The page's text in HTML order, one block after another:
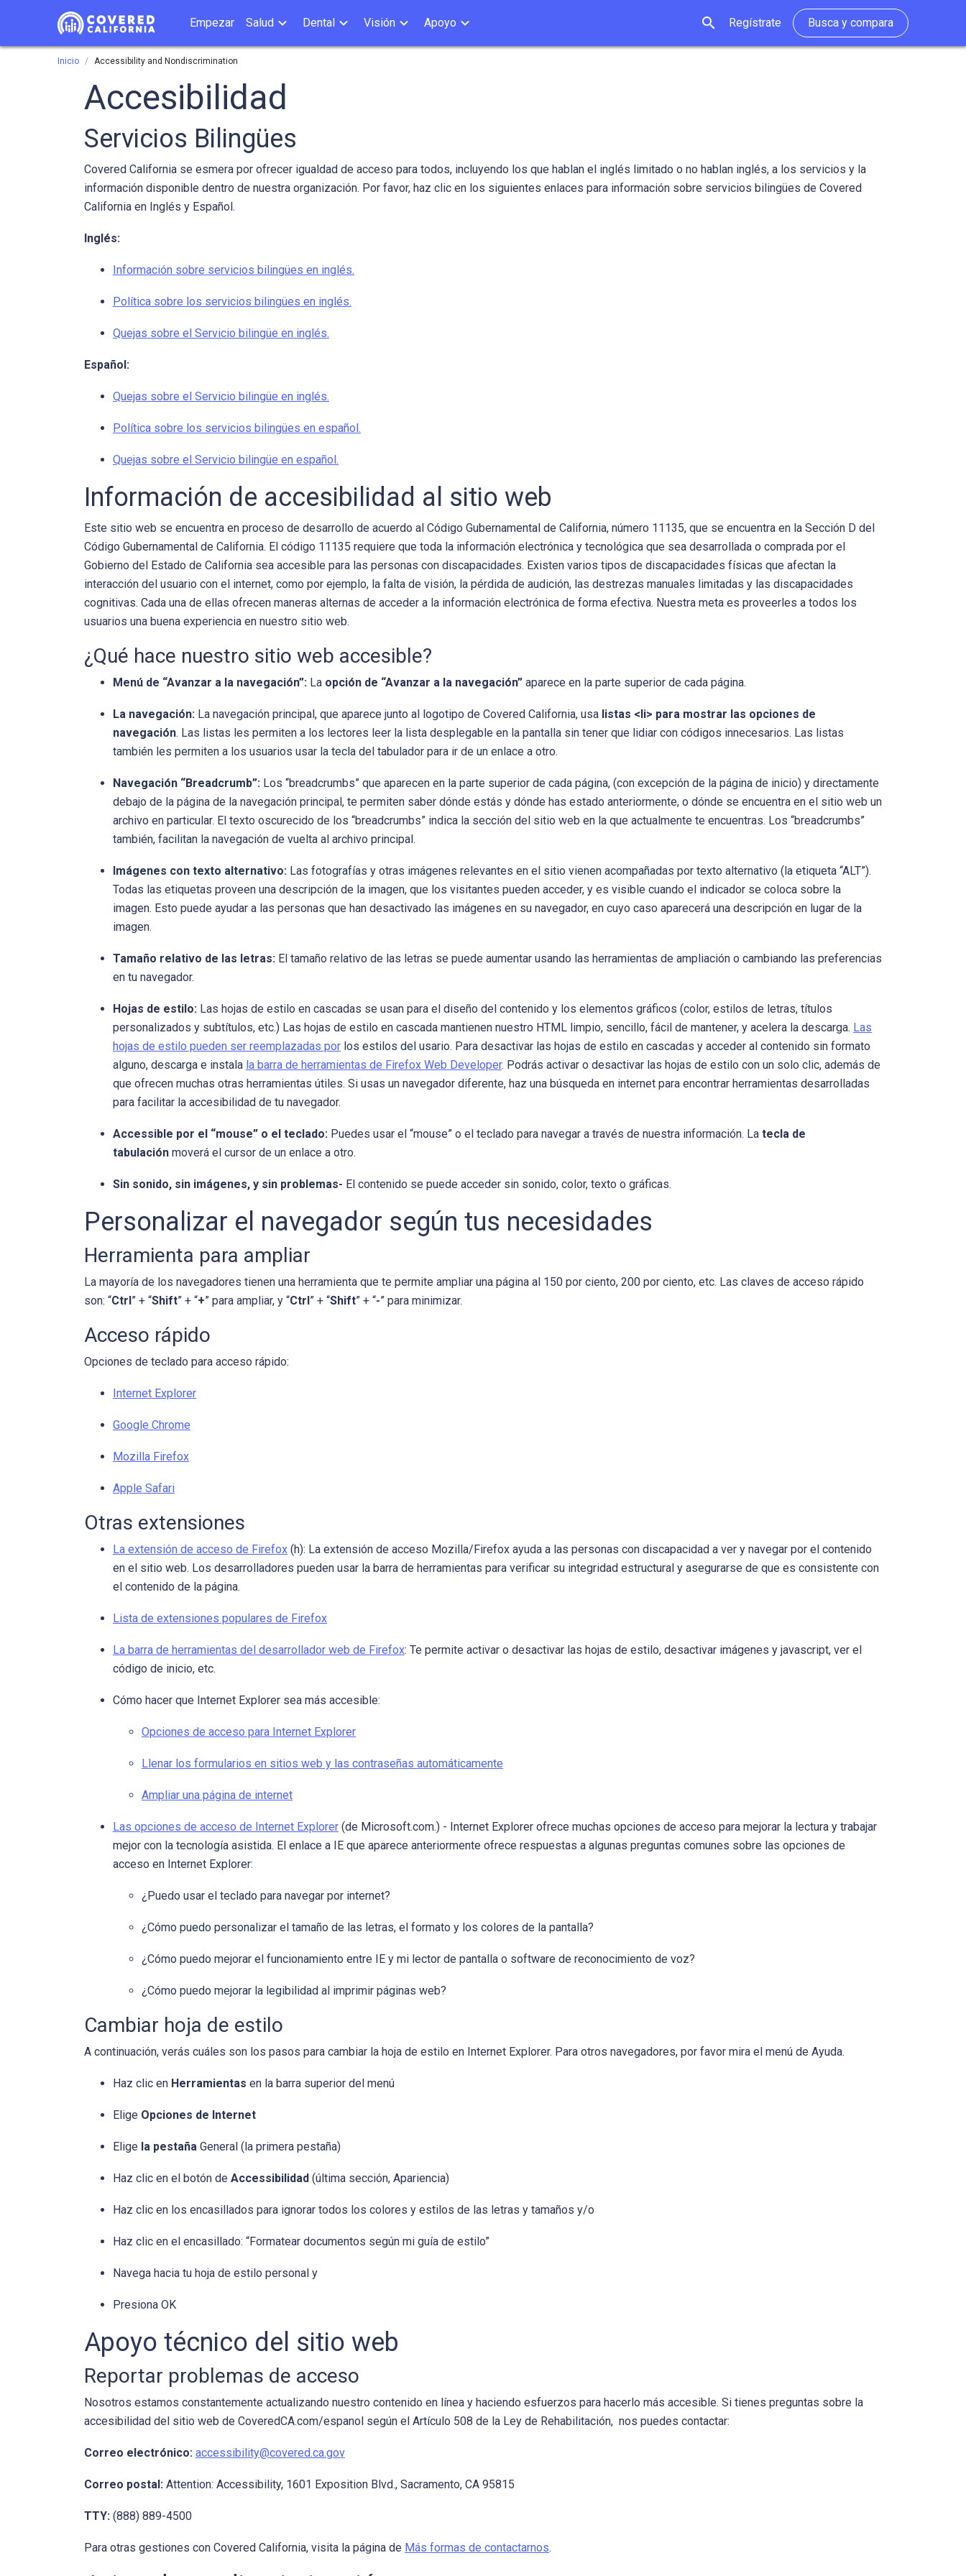
Empezar Salud Dental Visión Apoyo search Regístrate Busca y compara
Inicio Accessibility and Nondiscrimination
Accesibilidad
Servicios Bilingües
Covered California se esmera por ofrecer igualdad de acceso para todos, incluyendo los que hablan el inglés limitado o no hablan inglés, a los servicios y la
información disponible dentro de nuestra organización. Por favor, haz clic en los siguientes enlaces para información sobre servicios bilingües de Covered
California en Inglés y Español.
Inglés:
Información sobre servicios bilingües en inglés.
Política sobre los servicios bilingües en inglés.
Quejas sobre el Servicio bilingüe en inglés.
Español:
Quejas sobre el Servicio bilingüe en inglés.
Política sobre los servicios bilingües en español.
Quejas sobre el Servicio bilingüe en español.
Información de accesibilidad al sitio web
Este sitio web se encuentra en proceso de desarrollo de acuerdo al Código Gubernamental de California, número 11135, que se encuentra en la Sección D del
Código Gubernamental de California. El código 11135 requiere que toda la información electrónica y tecnológica que sea desarrollada o comprada por el
Gobierno del Estado de California sea accesible para las personas con discapacidades. Existen varios tipos de discapacidades físicas que afectan la
interacción del usuario con el internet, como por ejemplo, la falta de visión, la pérdida de audición, las destrezas manuales limitadas y las discapacidades
cognitivas. Cada una de ellas ofrecen maneras alternas de acceder a la información electrónica de forma efectiva. Nuestra meta es proveerles a todos los
usuarios una buena experiencia en nuestro sitio web.
¿Qué hace nuestro sitio web accesible?
Menú de “Avanzar a la navegación”: La opción de “Avanzar a la navegación” aparece en la parte superior de cada página.
La navegación: La navegación principal, que aparece junto al logotipo de Covered California, usa listas <li> para mostrar las opciones de
navegación. Las listas les permiten a los lectores leer la lista desplegable en la pantalla sin tener que lidiar con códigos innecesarios. Las listas
también les permiten a los usuarios usar la tecla del tabulador para ir de un enlace a otro.
Navegación “Breadcrumb”: Los “breadcrumbs” que aparecen en la parte superior de cada página, (con excepción de la página de inicio) y directamente
debajo de la página de la navegación principal, te permiten saber dónde estás y dónde has estado anteriormente, o dónde se encuentra en el sitio web un
archivo en particular. El texto oscurecido de los “breadcrumbs” indica la sección del sitio web en la que actualmente te encuentras. Los “breadcrumbs”
también, facilitan la navegación de vuelta al archivo principal.
Imágenes con texto alternativo: Las fotografías y otras imágenes relevantes en el sitio vienen acompañadas por texto alternativo (la etiqueta “ALT”).
Todas las etiquetas proveen una descripción de la imagen, que los visitantes pueden acceder, y es visible cuando el indicador se coloca sobre la
imagen. Esto puede ayudar a las personas que han desactivado las imágenes en su navegador, en cuyo caso aparecerá una descripción en lugar de la
imagen.
Tamaño relativo de las letras: El tamaño relativo de las letras se puede aumentar usando las herramientas de ampliación o cambiando las preferencias
en tu navegador.
Hojas de estilo: Las hojas de estilo en cascadas se usan para el diseño del contenido y los elementos gráficos (color, estilos de letras, títulos
personalizados y subtítulos, etc.) Las hojas de estilo en cascada mantienen nuestro HTML limpio, sencillo, fácil de mantener, y acelera la descarga. Las
hojas de estilo pueden ser reemplazadas por los estilos del usario. Para desactivar las hojas de estilo en cascadas y acceder al contenido sin formato
alguno, descarga e instala la barra de herramientas de Firefox Web Developer. Podrás activar o desactivar las hojas de estilo con un solo clic, además de
que ofrecen muchas otras herramientas útiles. Si usas un navegador diferente, haz una búsqueda en internet para encontrar herramientas desarrolladas
para facilitar la accesibilidad de tu navegador.
Accessible por el “mouse” o el teclado: Puedes usar el “mouse” o el teclado para navegar a través de nuestra información. La tecla de
tabulación moverá el cursor de un enlace a otro.
Sin sonido, sin imágenes, y sin problemas- El contenido se puede acceder sin sonido, color, texto o gráficas.
Personalizar el navegador según tus necesidades
Herramienta para ampliar
La mayoría de los navegadores tienen una herramienta que te permite ampliar una página al 150 por ciento, 200 por ciento, etc. Las claves de acceso rápido
son: “Ctrl” + “Shift” + “+” para ampliar, y “Ctrl” + “Shift” + “-” para minimizar.
Acceso rápido
Opciones de teclado para acceso rápido:
Internet Explorer
Google Chrome
Mozilla Firefox
Apple Safari
Otras extensiones
La extensión de acceso de Firefox (h): La extensión de acceso Mozilla/Firefox ayuda a las personas con discapacidad a ver y navegar por el contenido
en el sitio web. Los desarrolladores pueden usar la barra de herramientas para verificar su integridad estructural y asegurarse de que es consistente con
el contenido de la página.
Lista de extensiones populares de Firefox
La barra de herramientas del desarrollador web de Firefox: Te permite activar o desactivar las hojas de estilo, desactivar imágenes y javascript, ver el
código de inicio, etc.
Cómo hacer que Internet Explorer sea más accesible:
Opciones de acceso para Internet Explorer
Llenar los formularios en sitios web y las contraseñas automáticamente
Ampliar una página de internet
Las opciones de acceso de Internet Explorer (de Microsoft.com.) - Internet Explorer ofrece muchas opciones de acceso para mejorar la lectura y trabajar
mejor con la tecnología asistida. El enlace a IE que aparece anteriormente ofrece respuestas a algunas preguntas comunes sobre las opciones de
acceso en Internet Explorer:
¿Puedo usar el teclado para navegar por internet?
¿Cómo puedo personalizar el tamaño de las letras, el formato y los colores de la pantalla?
¿Cómo puedo mejorar el funcionamiento entre IE y mi lector de pantalla o software de reconocimiento de voz?
¿Cómo puedo mejorar la legibilidad al imprimir páginas web?
Cambiar hoja de estilo
A continuación, verás cuáles son los pasos para cambiar la hoja de estilo en Internet Explorer. Para otros navegadores, por favor mira el menú de Ayuda.
Haz clic en Herramientas en la barra superior del menú
Elige Opciones de Internet
Elige la pestaña General (la primera pestaña)
Haz clic en el botón de Accessibilidad (última sección, Apariencia)
Haz clic en los encasillados para ignorar todos los colores y estilos de las letras y tamaños y/o
Haz clic en el encasillado: “Formatear documentos según mi guía de estilo”
Navega hacia tu hoja de estilo personal y
Presiona OK
Apoyo técnico del sitio web
Reportar problemas de acceso
Nosotros estamos constantemente actualizando nuestro contenido en línea y haciendo esfuerzos para hacerlo más accesible. Si tienes preguntas sobre la
accesibilidad del sitio web de CoveredCA.com/espanol según el Artículo 508 de la Ley de Rehabilitación, nos puedes contactar:
Correo electrónico: accessibility@covered.ca.gov
Correo postal: Attention: Accessibility, 1601 Exposition Blvd., Sacramento, CA 95815
TTY: (888) 889-4500
Para otras gestiones con Covered California, visita la página de Más formas de contactarnos.